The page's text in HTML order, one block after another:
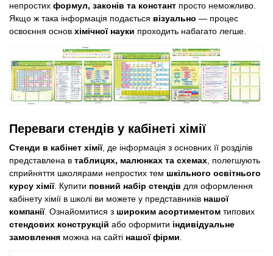
непростих формул, законів та констант просто неможливо.
Якщо ж така інформація подається візуально — процес
освоєння основ хімічної науки проходить набагато легше.
Переваги стендів у кабінеті хімії
Стенди в кабінет хімії, де інформація з основних її розділів
представлена в таблицях, малюнках та схемах , полегшують
сприйняття школярами непростих тем шкільного освітнього
курсу хімії. Купити повний набір стендів для оформлення
кабінету хімії в школі ви можете у представників нашої
компанії. Ознайомитися з широким асортиментом типових
стендових конструкцій або оформити індивідуальне
замовлення можна на сайті нашої фірми